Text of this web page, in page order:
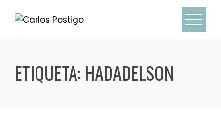
ETIQUETA: HADADELSON